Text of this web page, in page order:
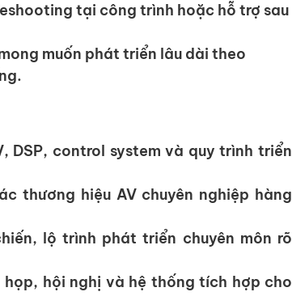
tại công trình hoặc hỗ trợ sau
muốn phát triển lâu dài theo
control system và quy trình triển
thương hiệu AV chuyên nghiệp hàng
lộ trình phát triển chuyên môn rõ
hội nghị và hệ thống tích hợp cho